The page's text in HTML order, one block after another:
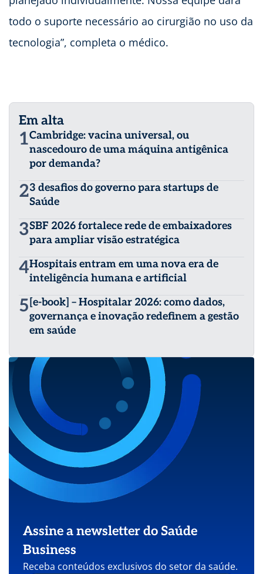
todo o suporte necessário ao cirurgião no uso da
tecnologia”, completa o médico.
Em alta
1Cambridge: vacina universal, ou
nascedouro de uma máquina antigênica
por demanda?
23 desafios do governo para startups de
Saúde
3SBF 2026 fortalece rede de embaixadores
para ampliar visão estratégica
4Hospitais entram em uma nova era de
inteligência humana e artificial
5 [e-book] – Hospitalar 2026: como dados,
governança e inovação redefinem a gestão
em saúde
Assine a newsletter do Saúde
Business
Receba conteúdos exclusivos do setor da saúde.